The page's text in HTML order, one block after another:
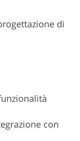
di
con